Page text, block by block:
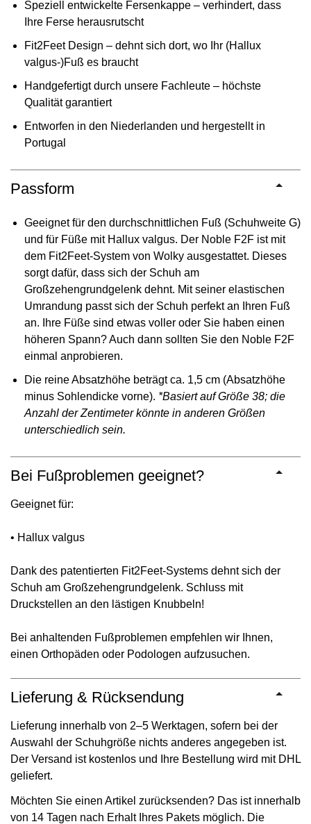
Speziell entwickelte Fersenkappe – verhindert, dass
Ihre Ferse herausrutscht
Fit2Feet Design – dehnt sich dort, wo Ihr (Hallux
valgus-)Fuß es braucht
Handgefertigt durch unsere Fachleute – höchste
Qualität garantiert
Entworfen in den Niederlanden und hergestellt in
Portugal
Passform
Geeignet für den durchschnittlichen Fuß (Schuhweite G)
und für Füße mit Hallux valgus. Der Noble F2F ist mit
dem Fit2Feet-System von Wolky ausgestattet. Dieses
sorgt dafür, dass sich der Schuh am
Großzehengrundgelenk dehnt. Mit seiner elastischen
Umrandung passt sich der Schuh perfekt an Ihren Fuß
an. Ihre Füße sind etwas voller oder Sie haben einen
höheren Spann? Auch dann sollten Sie den Noble F2F
einmal anprobieren.
Die reine Absatzhöhe beträgt ca. 1,5 cm (Absatzhöhe
minus Sohlendicke vorne). *Basiert auf Größe 38; die
Anzahl der Zentimeter könnte in anderen Größen
unterschiedlich sein.
Bei Fußproblemen geeignet?
Geeignet für:
• Hallux valgus
Dank des patentierten Fit2Feet-Systems dehnt sich der
Schuh am Großzehengrundgelenk. Schluss mit
Druckstellen an den lästigen Knubbeln!
Bei anhaltenden Fußproblemen empfehlen wir Ihnen,
einen Orthopäden oder Podologen aufzusuchen.
Lieferung & Rücksendung
Lieferung innerhalb von 2–5 Werktagen, sofern bei der
Auswahl der Schuhgröße nichts anderes angegeben ist.
Der Versand ist kostenlos und Ihre Bestellung wird mit DHL
geliefert.
Möchten Sie einen Artikel zurücksenden? Das ist innerhalb
von 14 Tagen nach Erhalt Ihres Pakets möglich. Die